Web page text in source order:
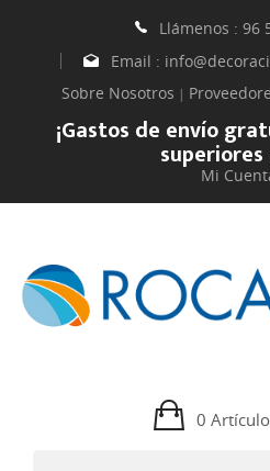
Llámenos : 96
Email :
Sobre Nosotros |
¡Gastos de envío
Mi
0